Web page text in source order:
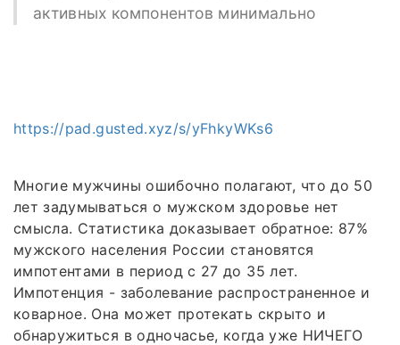
активных компонентов минимально
https://pad.gusted.xyz/s/yFhkyWKs6
Многие мужчины ошибочно полагают, что до 50
лет задумываться о мужском здоровье нет
смысла. Статистика доказывает обратное: 87%
мужского населения России становятся
импотентами в период с 27 до 35 лет.
Импотенция - заболевание распространенное и
коварное. Она может протекать скрыто и
обнаружиться в одночасье, когда уже НИЧЕГО